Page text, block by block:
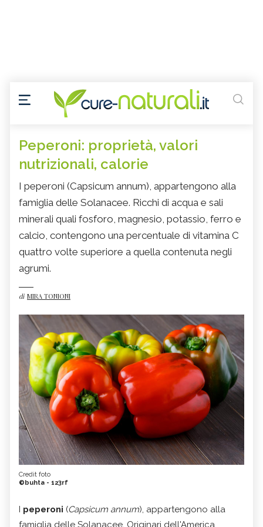
Peperoni: proprietà, valori
nutrizionali, calorie
I peperoni (Capsicum annum), appartengono alla
famiglia delle Solanacee. Ricchi di acqua e sali
minerali quali fosforo, magnesio, potassio, ferro e
calcio, contengono una percentuale di vitamina C
quattro volte superiore a quella contenuta negli
agrumi.
di MIRA TONIONI
Credit foto
©buhta - 123rf
I peperoni (Capsicum annum), appartengono alla
famiglia delle Solanacee. Originari dell'America